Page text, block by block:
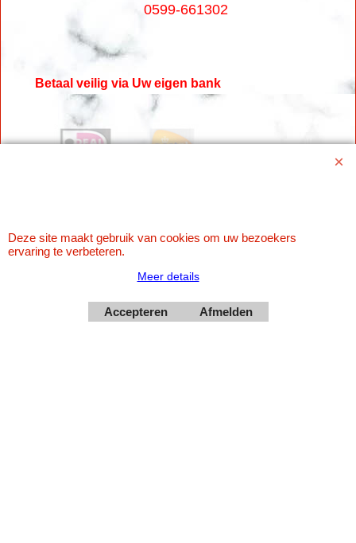
0599-661302
Betaal veilig via Uw eigen bank
Webwinkel gemaakt met
ShopFactory webwinkel
Deze site maakt gebruik van cookies om uw bezoekers
ervaring te verbeteren.
Meer details
Accepteren Afmelden